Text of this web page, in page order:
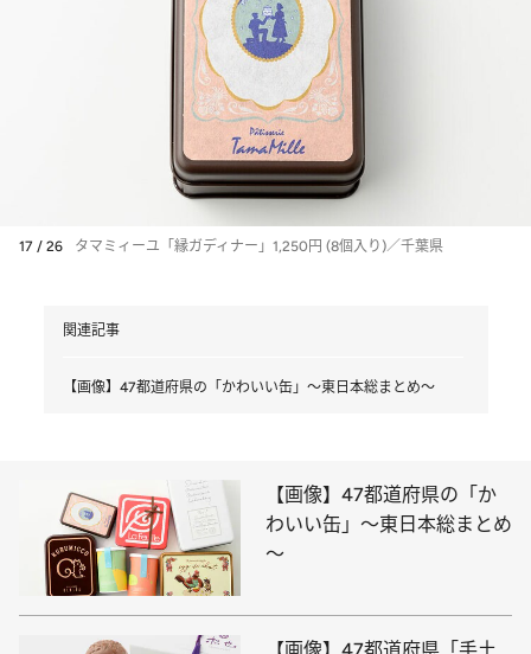
17 / 26 タマミィーユ「縁ガディナー」1,250円 (8個入り)／千葉県
関連記事
【画像】47都道府県の「かわいい缶」～東日本総まとめ～
【画像】47都道府県の「か
わいい缶」～東日本総まとめ
～